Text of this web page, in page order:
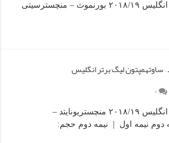
– منچسترسیتی
ساوتهمپتون لیگ برتر انگلیس
۰
دانلود بازی های لیگ برتر انگلیس ۲۰۱۸/۱۹ منچستریونایتد –
دوم نیمه اول | نیمه دوم حجم: